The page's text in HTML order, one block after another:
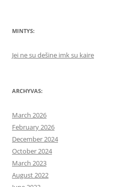
MINTYS:
Jei ne su dešine imk su kaire
ARCHYVAS:
March 2026
February 2026
December 2024
October 2024
March 2023
August 2022